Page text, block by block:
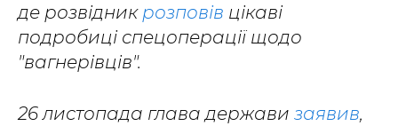
де розвідникрозповів цікаві
подробиці спецоперації щодо
"вагнерівців".
26 листопада глава держави заявив,